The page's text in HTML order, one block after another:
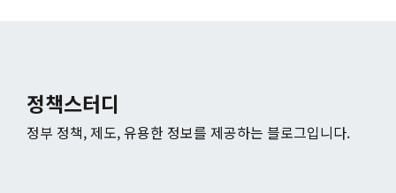
정책스터디
정부 정책, 제도, 유용한 정보를 제공하는 블로그입니다.